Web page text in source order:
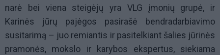
narė bei viena steigėjų yra VLG įmonių grupė, ir
Karinės jūrų pajėgos pasirašė bendradarbiavimo
susitarimą – juo remiantis ir pasitelkiant šalies jūrinės
pramonės, mokslo ir karybos ekspertus, siekiama